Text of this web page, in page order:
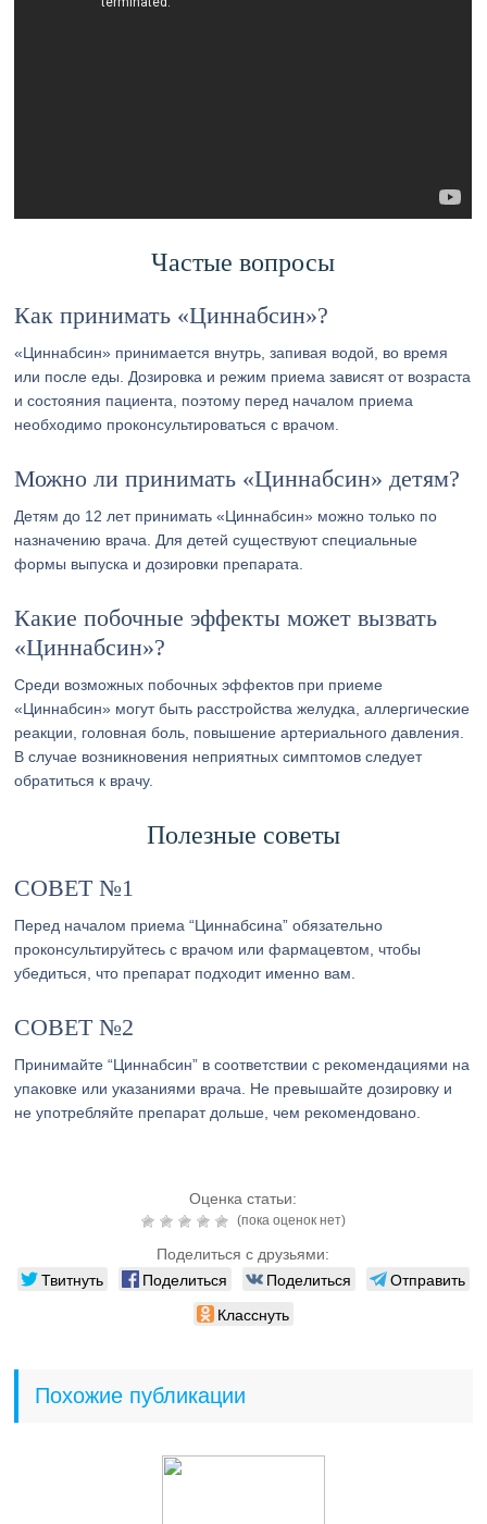
Частые вопросы
Как принимать «Циннабсин»?
«Циннабсин» принимается внутрь, запивая водой, во время
или после еды. Дозировка и режим приема зависят от возраста
и состояния пациента, поэтому перед началом приема
необходимо проконсультироваться с врачом.
Можно ли принимать «Циннабсин» детям?
Детям до 12 лет принимать «Циннабсин» можно только по
назначению врача. Для детей существуют специальные
формы выпуска и дозировки препарата.
Какие побочные эффекты может вызвать
«Циннабсин»?
Среди возможных побочных эффектов при приеме
«Циннабсин» могут быть расстройства желудка, аллергические
реакции, головная боль, повышение артериального давления.
В случае возникновения неприятных симптомов следует
обратиться к врачу.
Полезные советы
СОВЕТ №1
Перед началом приема “Циннабсина” обязательно
проконсультируйтесь с врачом или фармацевтом, чтобы
убедиться, что препарат подходит именно вам.
СОВЕТ №2
Принимайте “Циннабсин” в соответствии с рекомендациями на
упаковке или указаниями врача. Не превышайте дозировку и
не употребляйте препарат дольше, чем рекомендовано.
Оценка статьи:
(пока оценок нет)
Поделиться с друзьями:
Твитнуть Поделиться Поделиться
Отправить
Класснуть
Похожие публикации